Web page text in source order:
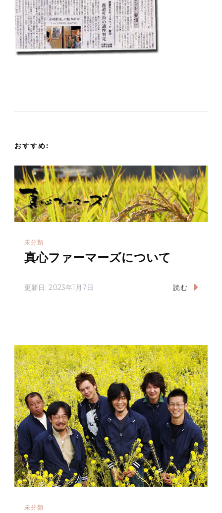
おすすめ:
未分類
真心ファーマーズについて
更新日: 2023年1月7日 読む
未分類